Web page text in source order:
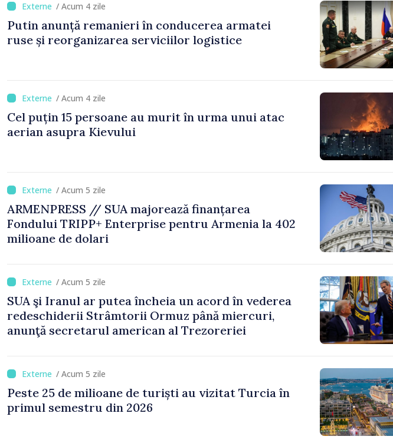
/ Acum 4 zile
Putin anunță remanieri în conducerea armatei
ruse și reorganizarea serviciilor logistice
/ Acum 4 zile
Cel puțin 15 persoane au murit în urma unui atac
aerian asupra Kievului
/ Acum 5 zile
ARMENPRESS // SUA majorează finanțarea
Fondului TRIPP+ Enterprise pentru Armenia la 402
milioane de dolari
/ Acum 5 zile
SUA şi Iranul ar putea încheia un acord în vederea
redeschiderii Strâmtorii Ormuz până miercuri,
anunţă secretarul american al Trezoreriei
/ Acum 5 zile
Peste 25 de milioane de turiști au vizitat Turcia în
primul semestru din 2026